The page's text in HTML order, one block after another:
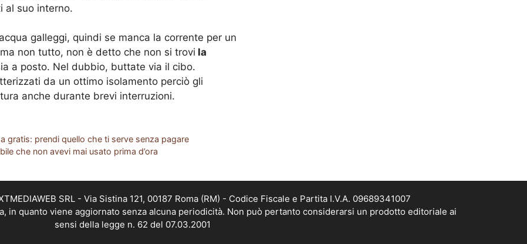
al suo interno.
galleggi, quindi se manca la corrente per un
non tutto, non è detto che non si trovi la
a posto. Nel dubbio, buttate via il cibo.
da un ottimo isolamento perciò gli
anche durante brevi interruzioni.
gratis: prendi quello che ti serve senza pagare
che non avevi mai usato prima d’ora
SRL - Via Sistina 121, 00187 Roma (RM) - Codice Fiscale e Partita I.V.A. 09689341007
in quanto viene aggiornato senza alcuna periodicità. Non può pertanto considerarsi un prodotto editoriale ai
sensi della legge n. 62 del 07.03.2001